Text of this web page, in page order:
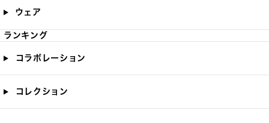
ウェア
ランキング
コラボレーション
コレクション